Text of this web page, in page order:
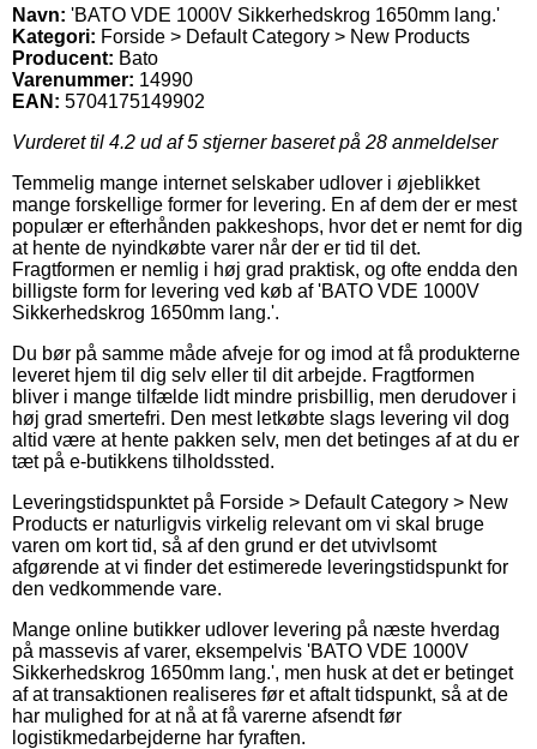
Navn: 'BATO VDE 1000V Sikkerhedskrog 1650mm lang.'
Kategori: Forside > Default Category > New Products
Producent: Bato
Varenummer: 14990
EAN: 5704175149902
Vurderet til 4.2 ud af 5 stjerner baseret på 28 anmeldelser
Temmelig mange internet selskaber udlover i øjeblikket
mange forskellige former for levering. En af dem der er mest
populær er efterhånden pakkeshops, hvor det er nemt for dig
at hente de nyindkøbte varer når der er tid til det.
Fragtformen er nemlig i høj grad praktisk, og ofte endda den
billigste form for levering ved køb af 'BATO VDE 1000V
Sikkerhedskrog 1650mm lang.'.
Du bør på samme måde afveje for og imod at få produkterne
leveret hjem til dig selv eller til dit arbejde. Fragtformen
bliver i mange tilfælde lidt mindre prisbillig, men derudover i
høj grad smertefri. Den mest letkøbte slags levering vil dog
altid være at hente pakken selv, men det betinges af at du er
tæt på e-butikkens tilholdssted.
Leveringstidspunktet på Forside > Default Category > New
Products er naturligvis virkelig relevant om vi skal bruge
varen om kort tid, så af den grund er det utvivlsomt
afgørende at vi finder det estimerede leveringstidspunkt for
den vedkommende vare.
Mange online butikker udlover levering på næste hverdag
på massevis af varer, eksempelvis 'BATO VDE 1000V
Sikkerhedskrog 1650mm lang.', men husk at det er betinget
af at transaktionen realiseres før et aftalt tidspunkt, så at de
har mulighed for at nå at få varerne afsendt før
logistikmedarbejderne har fyraften.